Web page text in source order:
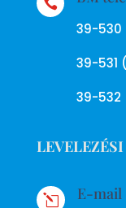

39-
39-531
39-532
l E-mail